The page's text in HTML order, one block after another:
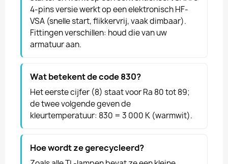
4-pins versie werkt op een elektronisch HF-
VSA (snelle start, flikkervrij, vaak dimbaar).
Fittingen verschillen: houd die van uw
armatuur aan.
Wat betekent de code 830?
Het eerste cijfer (8) staat voor Ra 80 tot 89;
de twee volgende geven de
kleurtemperatuur: 830 = 3 000 K (warmwit).
Hoe wordt ze gerecycleerd?